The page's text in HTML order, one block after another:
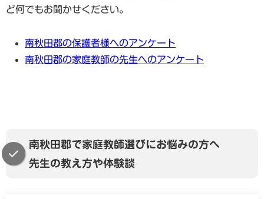
ど何でもお聞かせください。
南秋田郡の保護者様へのアンケート
南秋田郡の家庭教師の先生へのアンケート
南秋田郡で家庭教師選びにお悩みの方へ
先生の教え方や体験談